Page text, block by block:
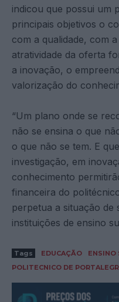
indicou que possui um
principais objetivos o
com a qualidade, com
atratividade da oferta
a inovação, o
valorização do
“Um plano onde se
não se ensina o que
o que não se tem. E
investigação, em
conhecimento
financeira do
perpetua a situação de
instituições de ensino
Tags EDUCAÇÃO
ENSINO
POLITECNICO DE